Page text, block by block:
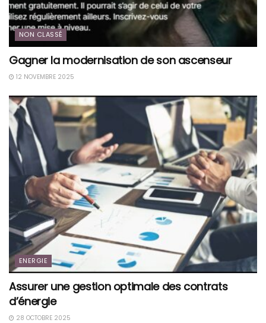
NON CLASSÉ
Gagner la modernisation de son ascenseur
12 NOVEMBRE 2025
ENERGIE
Assurer une gestion optimale des contrats
d’énergie
28 OCTOBRE 2025